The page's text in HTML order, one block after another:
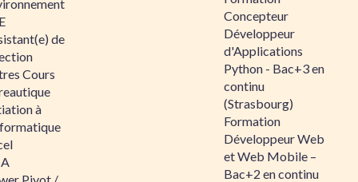
de
Cours
à
Concepteur
Développeur
d'Applications
Python - Bac+3 en
continu
(Strasbourg)
Formation
Développeur Web
et Web Mobile –
Bac+2 en continu